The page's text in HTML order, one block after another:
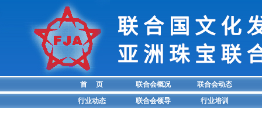
首 页 联合会概况 联合会动态
行业动态
联合会领导 行业培训